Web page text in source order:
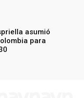
asumió
para